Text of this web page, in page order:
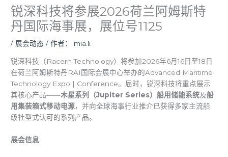
锐深科技将参展2026荷兰阿姆斯特
丹国际海事展，展位号1125
/ 展会动态 / 作者： mia.li
锐深科技（Racern Technology）将参加2026年6月16日至18日
在荷兰阿姆斯特丹RAI国际会展中心举办的Advanced Maritime
Technology Expo | Conference。届时，锐深科技将重点展示
其核心产品——木星系列（Jupiter Series）船用储能系统及船
用集装箱式移动电源，并向全球海事行业推介已获得多家主流船
级社型式认可的系列产品。
展会信息